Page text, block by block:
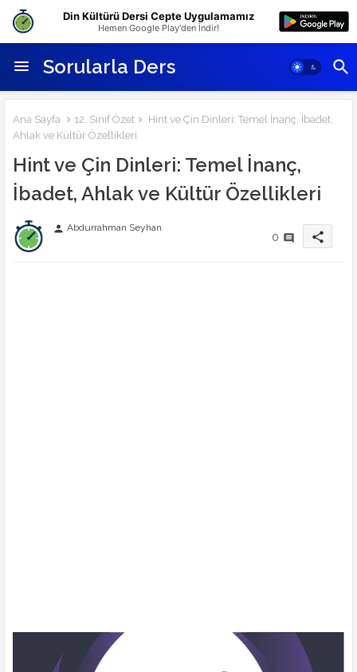
Sorularla Ders
Ana Sayfa 12. Sınıf Özet
Hint ve Çin Dinleri: Temel İnanç, İbadet,
Ahlak ve Kültür Özellikleri
Hint ve Çin Dinleri: Temel İnanç,
İbadet, Ahlak ve Kültür Özellikleri
person Abdurrahman Seyhan
0 share
Din Kültürü Dersi Cepte Uygulamamız
Hemen Google Play'den İndir!